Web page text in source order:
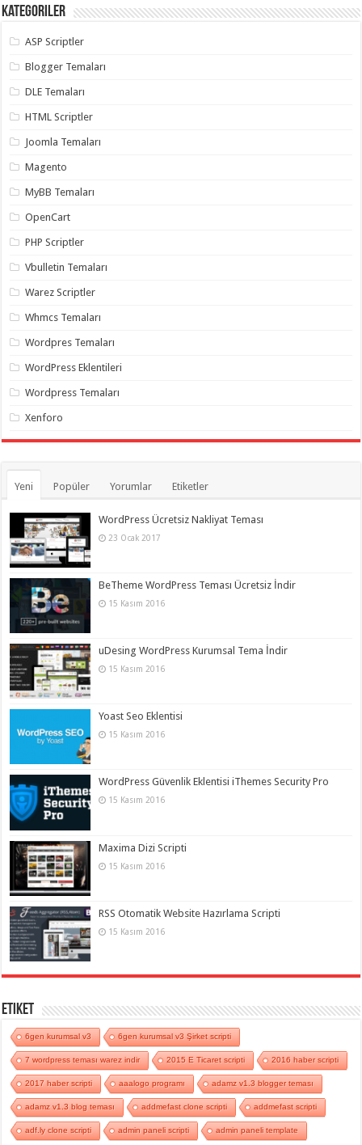
eve
gaziantep
organizasyon,
gaziantep
organizasyon
gaziantep
organizasyon,
gaziantep
organizasyon,
gaziantep
organizasyon ,
gaziantep
organizasyon,
palyaço,
takipçi
twitter
hilesi ,
takipçi
Kategoriler
ASP Scriptler
Blogger Temaları
DLE Temaları
HTML Scriptler
Joomla Temaları
Magento
MyBB Temaları
OpenCart
PHP Scriptler
Vbulletin Temaları
Warez Scriptler
Whmcs Temaları
Wordpres Temaları
WordPress Eklentileri
Wordpress Temaları
Xenforo
Yeni Popüler Yorumlar Etiketler
WordPress Ücretsiz Nakliyat Teması
23 Ocak 2017
BeTheme WordPress Teması Ücretsiz İndir
15 Kasım 2016
uDesing WordPress Kurumsal Tema İndir
15 Kasım 2016
Yoast Seo Eklentisi
15 Kasım 2016
WordPress Güvenlik Eklentisi iThemes Security Pro
15 Kasım 2016
Maxima Dizi Scripti
15 Kasım 2016
RSS Otomatik Website Hazırlama Scripti
15 Kasım 2016
Etiket
6gen kurumsal v3 6gen kurumsal v3 Şirket scripti
7 wordpress teması warez indir 2015 E Ticaret scripti 2016 haber scripti
2017 haber scripti aaalogo programı adamz v1.3 blogger teması
adamz v1.3 blog teması addmefast clone scripti addmefast scripti
adf.ly clone scripti admin paneli scripti admin paneli template